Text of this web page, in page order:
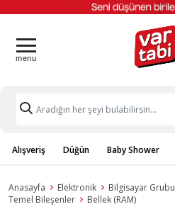
Alışveriş Düğün Baby Shower
Anasayfa Elektronik Bilgisayar Grubu
Temel Bileşenler
Bellek (RAM)